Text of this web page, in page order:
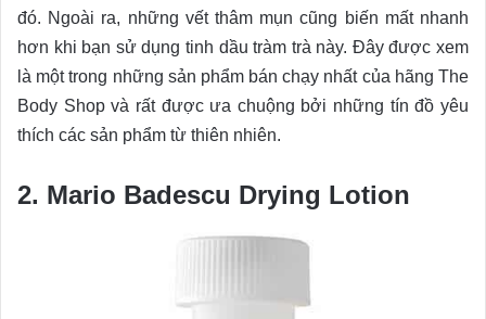
đó. Ngoài ra, những vết thâm mụn cũng biến mất nhanh
hơn khi bạn sử dụng tinh dầu tràm trà này. Đây được xem
là một trong những sản phẩm bán chạy nhất của hãng The
Body Shop và rất được ưa chuộng bởi những tín đồ yêu
thích các sản phẩm từ thiên nhiên.
2. Mario Badescu Drying Lotion